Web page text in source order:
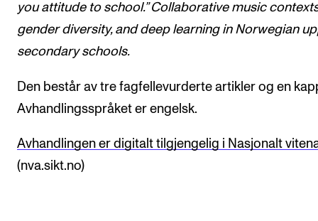
you attitude to school.” Collaborative music
gender diversity, and deep learning in Norwegian
secondary schools.
Den består av tre fagfellevurderte artikler og en
Avhandlingsspråket er engelsk.
Avhandlingen er digitalt tilgjengelig i Nasjonalt
(nva.sikt.no)